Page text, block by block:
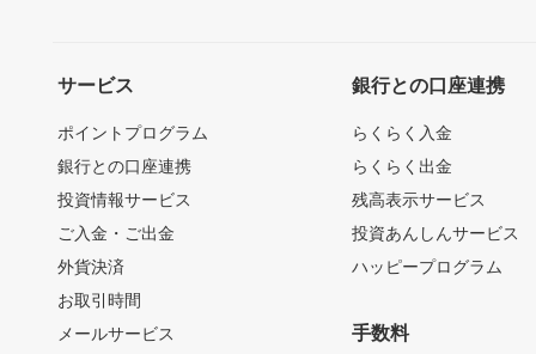
サービス
ポイントプログラム
銀行との口座連携
投資情報サービス
ご入金・ご出金
外貨決済
お取引時間
メールサービス
銀行との口座連携
らくらく入金
らくらく出金
残高表示サービス
投資あんしんサービス
ハッピープログラム
手数料